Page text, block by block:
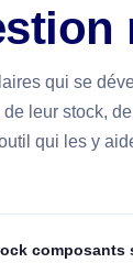
qui se
leur stock,
qui les y
composants